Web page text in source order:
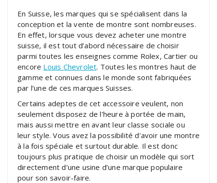
En Suisse, les marques qui se spécialisent dans la
conception et la vente de montre sont nombreuses.
En effet, lorsque vous devez acheter une montre
suisse, il est tout d’abord nécessaire de choisir
parmi toutes les enseignes comme Rolex, Cartier ou
encore Louis Chevrolet. Toutes les montres haut de
gamme et connues dans le monde sont fabriquées
par l’une de ces marques Suisses.
Certains adeptes de cet accessoire veulent, non
seulement disposez de l’heure à portée de main,
mais aussi mettre en avant leur classe sociale ou
leur style. Vous avez la possibilité d’avoir une montre
à la fois spéciale et surtout durable. Il est donc
toujours plus pratique de choisir un modèle qui sort
directement d’une usine d’une marque populaire
pour son savoir-faire.